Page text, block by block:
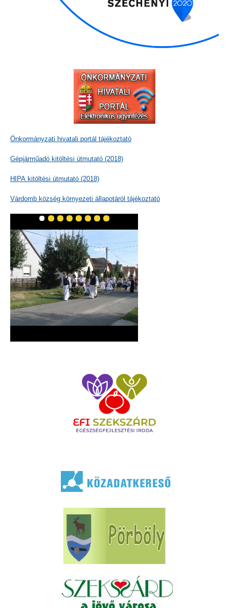
Önkormányzati hivatali portál tájékoztató
Gépjárműadó kitöltési útmutató (2018)
HIPA kitöltési útmutató (2018)
Várdomb község környezeti állapotáról tájékoztató